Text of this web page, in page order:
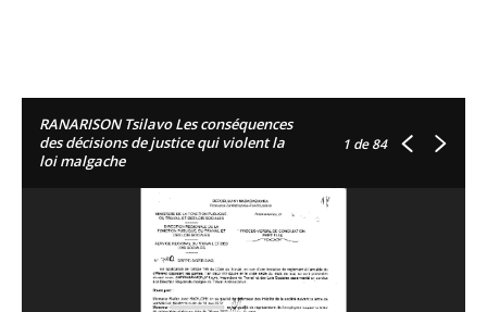
RANARISON Tsilavo Les conséquences
des décisions de justice qui violent la
loi malgache
1 de 84